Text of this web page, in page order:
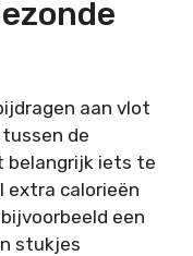
aan vlot
de
belangrijk iets te
extra calorieën
een
stukjes